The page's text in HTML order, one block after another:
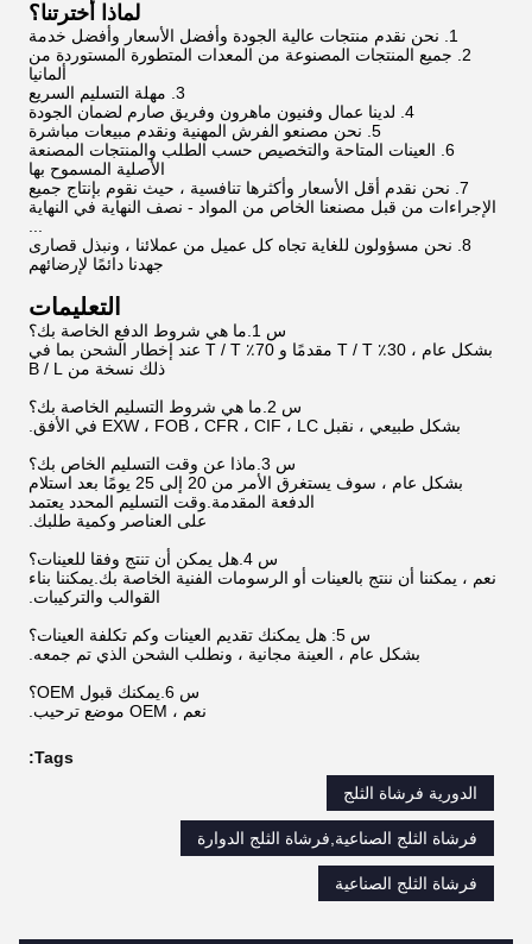
لماذا أخترتنا؟
1. نحن نقدم منتجات عالية الجودة وأفضل الأسعار وأفضل خدمة
2. جميع المنتجات المصنوعة من المعدات المتطورة المستوردة من
ألمانيا
3. مهلة التسليم السريع
4. لدينا عمال وفنيون ماهرون وفريق صارم لضمان الجودة
5. نحن مصنعو الفرش المهنية ونقدم مبيعات مباشرة
6. العينات المتاحة والتخصيص حسب الطلب والمنتجات المصنعة
الأصلية المسموح بها
7. نحن نقدم أقل الأسعار وأكثرها تنافسية ، حيث نقوم بإنتاج جميع
الإجراءات من قبل مصنعنا الخاص من المواد - نصف النهاية في النهاية
8. نحن مسؤولون للغاية تجاه كل عميل من عملائنا ، ونبذل قصارى
جهدنا دائمًا لإرضائهم
التعليمات
س 1.ما هي شروط الدفع الخاصة بك؟
بشكل عام ، 30٪ T / T مقدمًا و 70٪ T / T عند إخطار الشحن بما في
ذلك نسخة من B / L
س 2.ما هي شروط التسليم الخاصة بك؟
بشكل طبيعي ، نقبل EXW ، FOB ، CFR ، CIF ، LC في الأفق.
س 3.ماذا عن وقت التسليم الخاص بك؟
بشكل عام ، سوف يستغرق الأمر من 20 إلى 25 يومًا بعد استلام
الدفعة المقدمة.وقت التسليم المحدد يعتمد
على العناصر وكمية طلبك.
س 4.هل يمكن أن تنتج وفقا للعينات؟
نعم ، يمكننا أن ننتج بالعينات أو الرسومات الفنية الخاصة بك.يمكننا بناء
القوالب والتركيبات.
س 5: هل يمكنك تقديم العينات وكم تكلفة العينات؟
بشكل عام ، العينة مجانية ، ونطلب الشحن الذي تم جمعه.
س 6.يمكنك قبول OEM؟
نعم ، OEM موضع ترحيب.
Tags:
الدورية فرشاة الثلج
فرشاة الثلج الصناعية,فرشاة الثلج الدوارة
فرشاة الثلج الصناعية